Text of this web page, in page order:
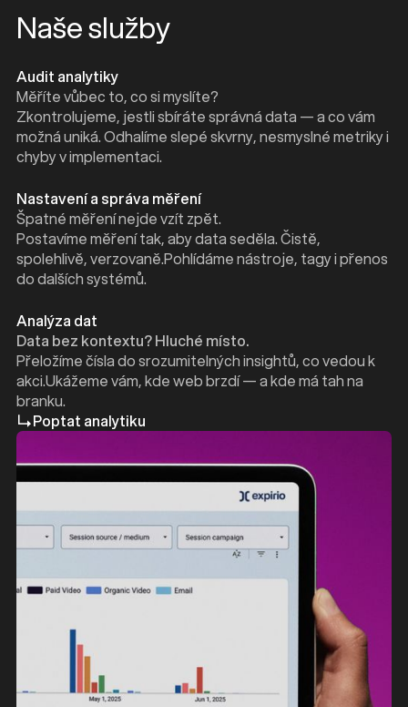
Naše služby
Audit analytiky
Měříte vůbec to, co si myslíte?
Zkontrolujeme, jestli sbíráte správná data — a co vám
možná uniká. Odhalíme slepé skvrny, nesmyslné metriky i
chyby v implementaci.
Nastavení a správa měření
Špatné měření nejde vzít zpět.
Postavíme měření tak, aby data seděla. Čistě,
spolehlivě, verzovaně.Pohlídáme nástroje, tagy i přenos
do dalších systémů.
Analýza dat
Data bez kontextu? Hluché místo.
Přeložíme čísla do srozumitelných insightů, co vedou k
akci.Ukážeme vám, kde web brzdí — a kde má tah na
branku.
Poptat analytiku